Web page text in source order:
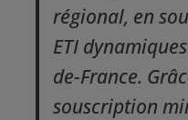
régional, en
ETI
de-France.
souscription